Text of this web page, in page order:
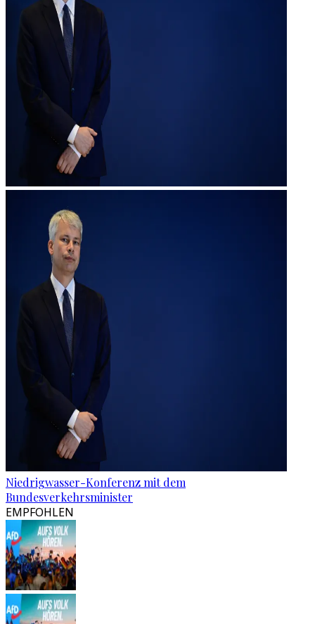
Niedrigwasser-Konferenz mit dem
Bundesverkehrsminister
EMPFOHLEN